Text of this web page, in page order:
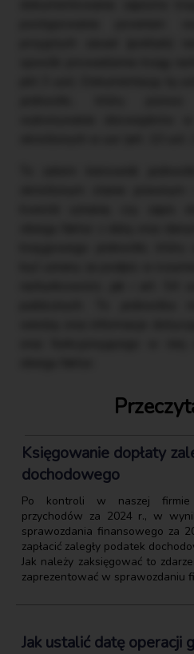
Księgowanie dopłaty
dochodowego
Po kontroli w naszej firmie
przychodów za 2024 r., w
sprawozdania finansowego za
zapłacić zaległy podatek
Jak należy zaksięgować to
zaprezentować w sprawozdaniu
Jak ustalić datę operacji